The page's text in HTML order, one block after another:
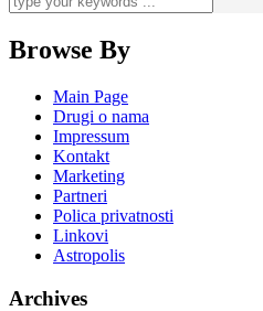
Browse By
Main Page
Drugi o nama
Impressum
Kontakt
Marketing
Partneri
Polica privatnosti
Linkovi
Astropolis
Archives